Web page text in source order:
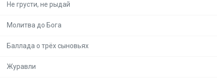
Не грусти, не рыдай
Молитва до Бога
Баллада о трёх сыновьях
Журавли